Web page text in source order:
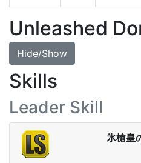
Unleashed
Hide/Show
Skills
Leader Skill
氷槍皇